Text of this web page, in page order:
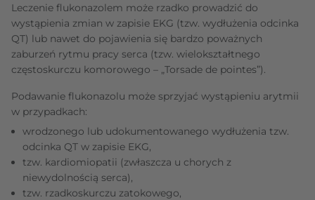
Leczenie flukonazolem może rzadko prowadzić do
wystąpienia zmian w zapisie EKG (tzw. wydłużenia odcinka
QT) lub nawet do pojawienia się bardzo poważnych
zaburzeń rytmu pracy serca (tzw. wielokształtnego
częstoskurczu komorowego – „Torsade de pointes”).
Podawanie flukonazolu może sprzyjać wystąpieniu arytmii
w przypadkach:
wrodzonego lub udokumentowanego wydłużenia tzw.
odcinka QT w zapisie EKG,
tzw. kardiomiopatii (zwłaszcza u chorych z
niewydolnością serca),
tzw. rzadkoskurczu zatokowego,